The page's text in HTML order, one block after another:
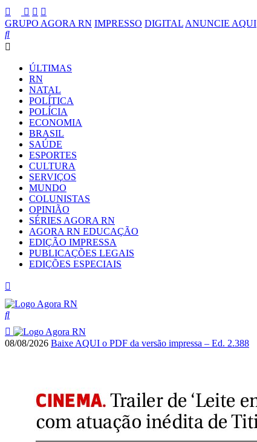
GRUPO AGORA RN IMPRESSO DIGITAL ANUNCIE AQUI
ÚLTIMAS
RN
NATAL
POLÍTICA
POLÍCIA
ECONOMIA
BRASIL
SAÚDE
ESPORTES
CULTURA
SERVIÇOS
MUNDO
COLUNISTAS
OPINIÃO
SÉRIES AGORA RN
AGORA RN EDUCAÇÃO
EDIÇÃO IMPRESSA
PUBLICAÇÕES LEGAIS
EDIÇÕES ESPECIAIS
08/08/2026 Baixe AQUI o PDF da versão impressa – Ed. 2.388